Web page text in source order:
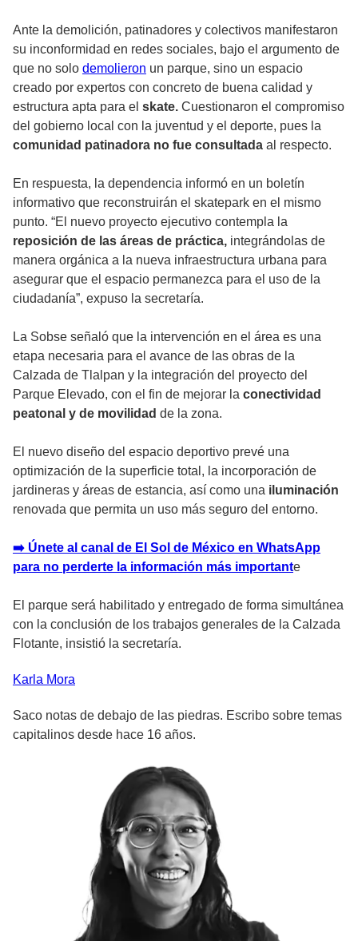
Ante la demolición, patinadores y colectivos manifestaron
su inconformidad en redes sociales, bajo el argumento de
que no solo demolieron un parque, sino un espacio
creado por expertos con concreto de buena calidad y
estructura apta para el skate. Cuestionaron el compromiso
del gobierno local con la juventud y el deporte, pues la
comunidad patinadora no fue consultada al respecto.
En respuesta, la dependencia informó en un boletín
informativo que reconstruirán el skatepark en el mismo
punto. “El nuevo proyecto ejecutivo contempla la
reposición de las áreas de práctica, integrándolas de
manera orgánica a la nueva infraestructura urbana para
asegurar que el espacio permanezca para el uso de la
ciudadanía”, expuso la secretaría.
La Sobse señaló que la intervención en el área es una
etapa necesaria para el avance de las obras de la
Calzada de Tlalpan y la integración del proyecto del
Parque Elevado, con el fin de mejorar la conectividad
peatonal y de movilidad de la zona.
El nuevo diseño del espacio deportivo prevé una
optimización de la superficie total, la incorporación de
jardineras y áreas de estancia, así como una iluminación
renovada que permita un uso más seguro del entorno.
➡️ Únete al canal de El Sol de México en WhatsApp
para no perderte la información más importante
El parque será habilitado y entregado de forma simultánea
con la conclusión de los trabajos generales de la Calzada
Flotante, insistió la secretaría.
Karla Mora
Saco notas de debajo de las piedras. Escribo sobre temas
capitalinos desde hace 16 años.